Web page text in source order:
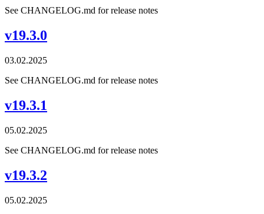
See CHANGELOG.md for release notes
v19.3.0
03.02.2025
See CHANGELOG.md for release notes
v19.3.1
05.02.2025
See CHANGELOG.md for release notes
v19.3.2
05.02.2025